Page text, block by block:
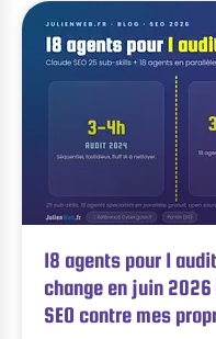
18 agents pour 1
change en juin
SEO contre mes